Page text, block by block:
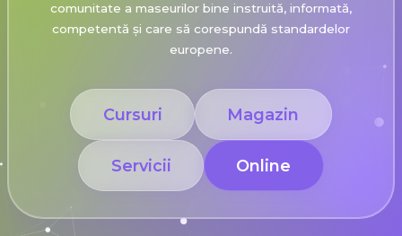
comunitate a maseurilor bine instruită, informată,
competentă și care să corespundă standardelor
europene.
Cursuri Magazin
Servicii Online